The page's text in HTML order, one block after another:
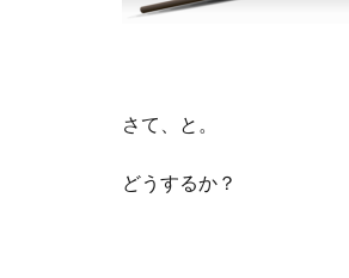
さて、と。
どうするか？